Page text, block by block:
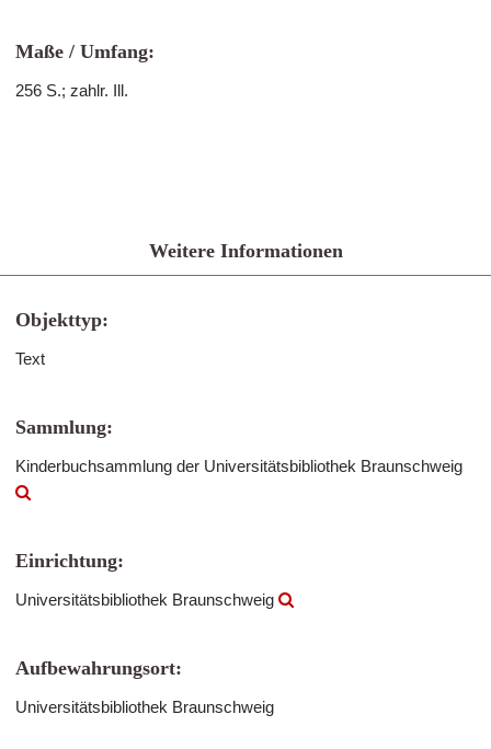
Maße / Umfang:
256 S.; zahlr. Ill.
Weitere Informationen
Objekttyp:
Text
Sammlung:
Kinderbuchsammlung der Universitätsbibliothek Braunschweig
Einrichtung:
Universitätsbibliothek Braunschweig
Aufbewahrungsort:
Universitätsbibliothek Braunschweig